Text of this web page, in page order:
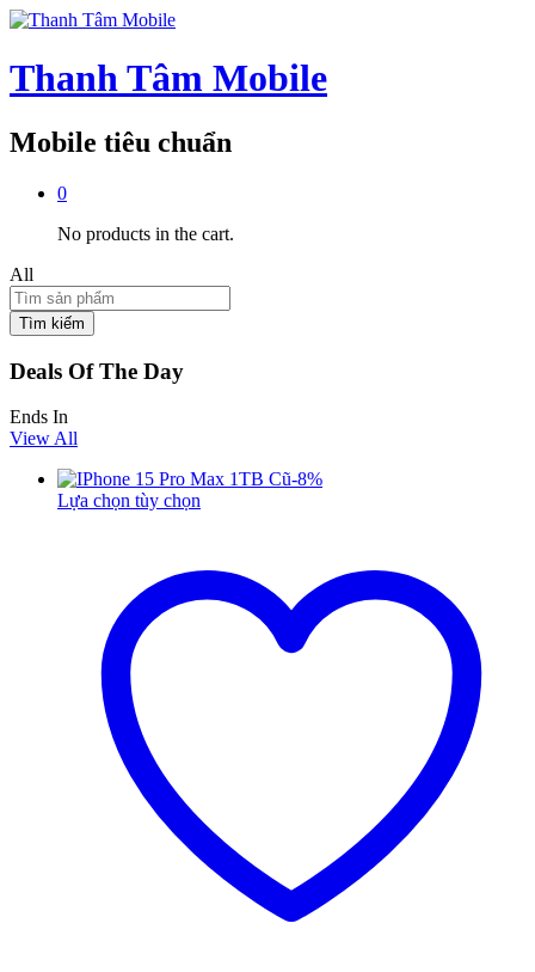
Thanh Tâm Mobile
Mobile tiêu chuẩn
0
No products in the cart.
All
Tìm kiếm
Deals Of The Day
Ends In
View All
-8%
Lựa chọn tùy chọn